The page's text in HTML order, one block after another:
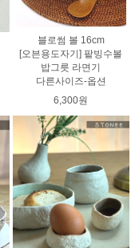
블로썸 볼 16cm
[오븐용도자기] 팥빙수볼
밥그릇 라면기
다른사이즈-옵션
6,300원